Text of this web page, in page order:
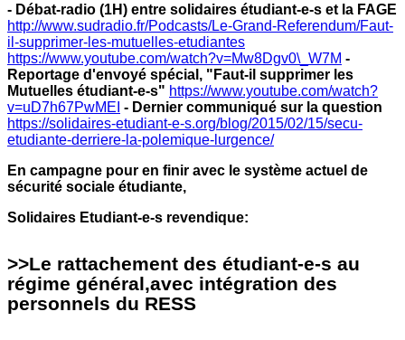
- Débat-radio (1H) entre solidaires étudiant-e-s et la FAGE
http://www.sudradio.fr/Podcasts/Le-Grand-Referendum/Faut-
il-supprimer-les-mutuelles-etudiantes
https://www.youtube.com/watch?v=Mw8Dgv0\_W7M -
Reportage d'envoyé spécial, "Faut-il supprimer les
Mutuelles étudiant-e-s" https://www.youtube.com/watch?
v=uD7h67PwMEI - Dernier communiqué sur la question
https://solidaires-etudiant-e-s.org/blog/2015/02/15/secu-
etudiante-derriere-la-polemique-lurgence/
En campagne pour en finir avec le système actuel de
sécurité sociale étudiante,
Solidaires Etudiant-e-s revendique:
>>Le rattachement des étudiant-e-s au
régime général,avec intégration des
personnels du RESS